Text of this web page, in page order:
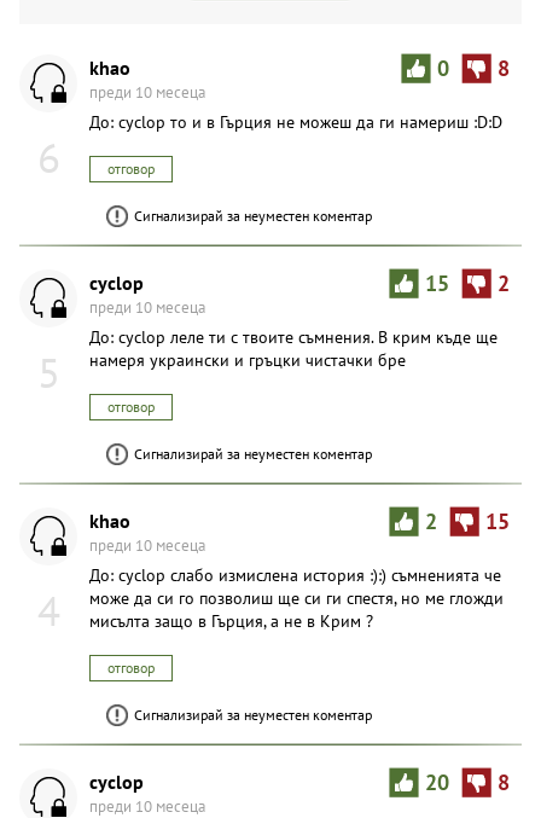
6
0 8
khao
преди 10 месеца
До: cyclop то и в Гърция не можеш да ги намериш :D:D
отговор
Сигнализирай за неуместен коментар
5
15 2
cyclop
преди 10 месеца
До: cyclop леле ти с твоите съмнения. В крим къде ще
намеря украински и гръцки чистачки бре
отговор
Сигнализирай за неуместен коментар
4
2 15
khao
преди 10 месеца
До: cyclop слабо измислена история :):) съмненията че
може да си го позволиш ще си ги спестя, но ме гложди
мисълта защо в Гърция, а не в Крим ?
отговор
Сигнализирай за неуместен коментар
20 8
cyclop
преди 10 месеца